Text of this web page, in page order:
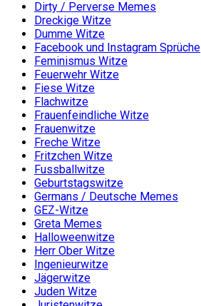
Dirty / Perverse Memes
Dreckige Witze
Dumme Witze
Facebook und Instagram Sprüche
Feminismus Witze
Feuerwehr Witze
Fiese Witze
Flachwitze
Frauenfeindliche Witze
Frauenwitze
Freche Witze
Fritzchen Witze
Fussballwitze
Geburtstagswitze
Germans / Deutsche Memes
GEZ-Witze
Greta Memes
Halloweenwitze
Herr Ober Witze
Ingenieurwitze
Jägerwitze
Juden Witze